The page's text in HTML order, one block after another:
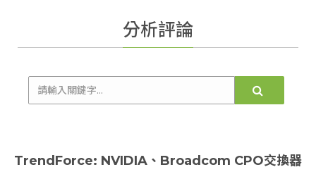
分析評論
TrendForce: NVIDIA、Broadcom CPO交換器